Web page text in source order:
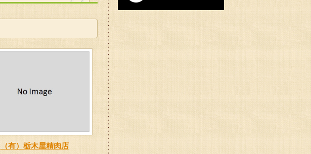
（有）栃木屋精肉店